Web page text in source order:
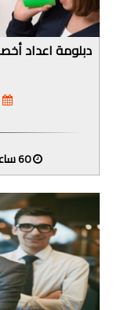
دبلومة اعداد
60 ساعة